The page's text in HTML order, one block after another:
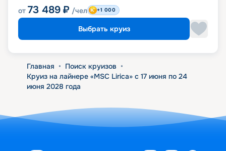
от 73 489 ₽ /чел +1 000
Выбрать круиз
Главная • Поиск круизов •
Круиз на лайнере «MSC Lirica» с 17 июня по 24
июня 2028 года